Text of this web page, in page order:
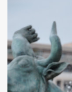
UNKNOWN"
(2025)
ET LE